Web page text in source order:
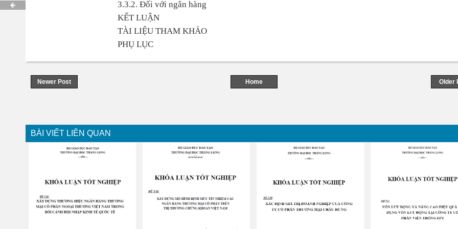
3.3.2. Đối với ngân hàng
KẾT LUẬN
TÀI LIỆU THAM KHẢO
PHỤ LỤC
Newer Post Older
Home
BÀI VIẾT LIÊN QUAN